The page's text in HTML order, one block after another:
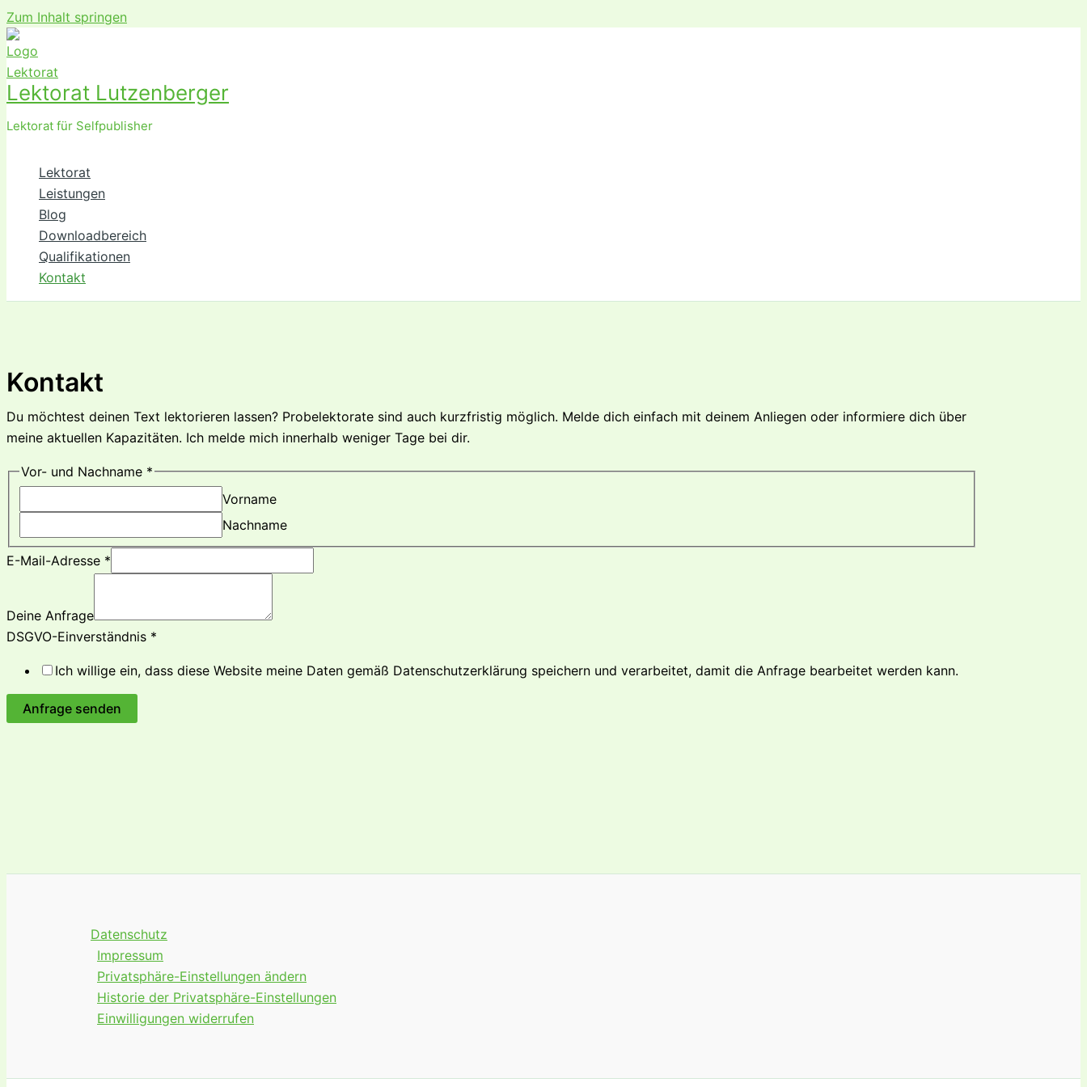
Zum Inhalt springen
Lektorat Lutzenberger
Lektorat für Selfpublisher
Lektorat
Leistungen
Blog
Downloadbereich
Qualifikationen
Kontakt
Kontakt
Du möchtest deinen Text lektorieren lassen? Probelektorate sind auch kurzfristig möglich. Melde dich einfach mit deinem Anliegen oder informiere dich über
meine aktuellen Kapazitäten. Ich melde mich innerhalb weniger Tage bei dir.
Vor- und Nachname *
Vorname
Nachname
E-Mail-Adresse *
Deine Anfrage
DSGVO-Einverständnis *
Ich willige ein, dass diese Website meine Daten gemäß Datenschutzerklärung speichern und verarbeitet, damit die Anfrage bearbeitet werden kann.
Anfrage senden
Datenschutz
Impressum
Privatsphäre-Einstellungen ändern
Historie der Privatsphäre-Einstellungen
Einwilligungen widerrufen